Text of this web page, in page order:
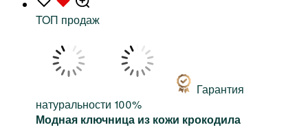
TOП продаж
Гарантия
натуральности 100%
Модная ключница из кожи крокодила